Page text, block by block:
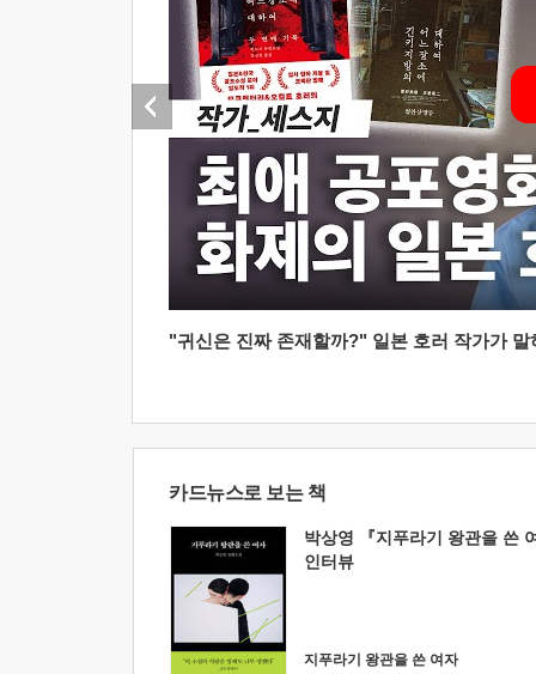
"귀신은 진짜 존재할까?" 일본 호러 작가가
카드뉴스로 보는 책
박상영 『지푸라기 왕관을 쓴
인터뷰
지푸라기 왕관을 쓴 여자